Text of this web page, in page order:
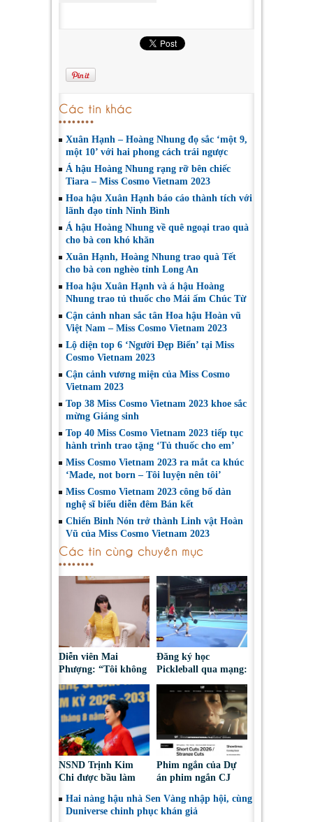
Các tin khác
Xuân Hạnh – Hoàng Nhung đọ sắc ‘một 9,
một 10’ với hai phong cách trái ngược
Á hậu Hoàng Nhung rạng rỡ bên chiếc
Tiara – Miss Cosmo Vietnam 2023
Hoa hậu Xuân Hạnh báo cáo thành tích với
lãnh đạo tỉnh Ninh Bình
Á hậu Hoàng Nhung về quê ngoại trao quà
cho bà con khó khăn
Xuân Hạnh, Hoàng Nhung trao quà Tết
cho bà con nghèo tỉnh Long An
Hoa hậu Xuân Hạnh và á hậu Hoàng
Nhung trao tủ thuốc cho Mái ấm Chúc Từ
Cận cảnh nhan sắc tân Hoa hậu Hoàn vũ
Việt Nam – Miss Cosmo Vietnam 2023
Lộ diện top 6 ‘Người Đẹp Biển’ tại Miss
Cosmo Vietnam 2023
Cận cảnh vương miện của Miss Cosmo
Vietnam 2023
Top 38 Miss Cosmo Vietnam 2023 khoe sắc
mừng Giáng sinh
Top 40 Miss Cosmo Vietnam 2023 tiếp tục
hành trình trao tặng ‘Tủ thuốc cho em’
Miss Cosmo Vietnam 2023 ra mắt ca khúc
‘Made, not born – Tôi luyện nên tôi’
Miss Cosmo Vietnam 2023 công bố dàn
nghệ sĩ biểu diễn đêm Bán kết
Chiến Binh Nón trở thành Linh vật Hoàn
Vũ của Miss Cosmo Vietnam 2023
Các tin cùng chuyên mục
Diễn viên Mai
Phượng: “Tôi không
những gì mình đã
chọn”
Đăng ký học
Pickleball qua mạng:
đoạt tài sản
NSND Trịnh Kim
Chi được bầu làm
Nghệ sĩ Sân khấu
Việt Nam
Phim ngắn của Dự
án phim ngắn CJ
tại LHP quốc tế
Toronto 2026
Hai nàng hậu nhà Sen Vàng nhập hội, cùng
Duniverse chinh phục khán giả